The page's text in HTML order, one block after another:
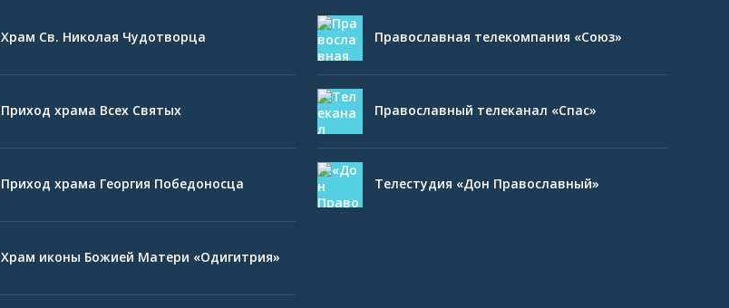
Храм Св. Николая Чудотворца
Приход храма Всех Святых
Приход храма Георгия Победоносца
Храм иконы Божией Матери «Одигитрия»
Православная телекомпания «Союз»
Православный телеканал «Спас»
Телестудия «Дон Православный»